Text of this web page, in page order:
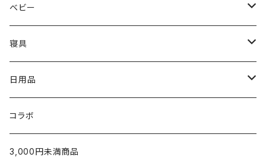
Hippopotamus
oblada
fog linen work
LAPUAN KANKURIT
POET MEETS DUBWISE
〜5,000円
5,001〜10,000円
結婚祝い
〜5,000円
5,001〜10,000円
新築・引越祝い
〜5,000円
5,001〜10,000円
内祝い（お返し）
〜5,000円
5,001~10,000円
タオルギフト
チーフタオル
¥1,000〜¥2,999
レディースウェア
Tシャツ
スウェット・パーカー
シャツ
カーディガン
タオル
限定カラー
ホームグッズ
ベビー
出産ご準備
家族みんなで使える
出産祝いに
ベビー服／小物
寝具
枕
U字枕
枕カバー
タオルケット・肌掛け
シーツ・カバー
日用品
グッズ
テーブルウェア
コラボ
3,000円未満商品